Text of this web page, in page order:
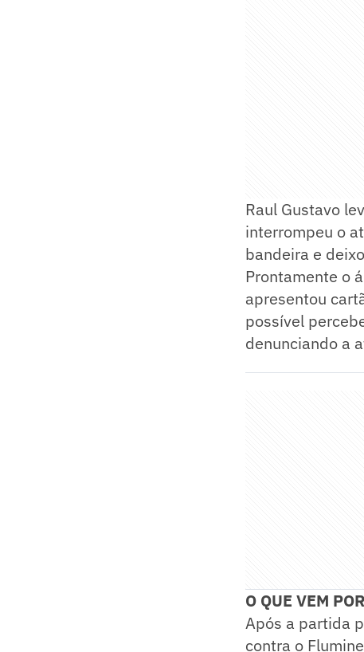
Raul Gustavo
interrompeu o
bandeira e
Prontamente o
apresentou
possível
denunciando a
O QUE VEM
Após a partida
contra o